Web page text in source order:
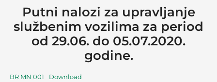
Putni nalozi za upravljanje
službenim vozilima za period
od 29.06. do 05.07.2020.
godine.
BR MN 001
Download